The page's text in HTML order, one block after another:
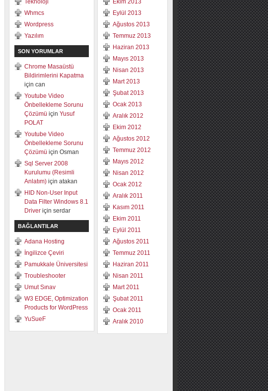
Teknoloji
Whmcs
Wordpress
Yazılım
SON YORUMLAR
Chrome Masaüstü
Bildirimlerini Kapatma
için can
Youtube Video
Önbellekleme Sorunu
Çözümü için Yusuf
POLAT
Youtube Video
Önbellekleme Sorunu
Çözümü için Osman
Sql Server 2008
Kurulumu (Resimli
Anlatım) için atakan
HID Non-User Input
Data Filter Windows 8.1
Driver için serdar
BAĞLANTILAR
Adana Hosting
İngilizce Çeviri
Pamukkale Üniversitesi
Troubleshooter
Umut Sınav
W3 EDGE, Optimization
Products for WordPress
YuSueF
Ekim 2013
Eylül 2013
Ağustos 2013
Temmuz 2013
Haziran 2013
Mayıs 2013
Nisan 2013
Mart 2013
Şubat 2013
Ocak 2013
Aralık 2012
Ekim 2012
Ağustos 2012
Temmuz 2012
Mayıs 2012
Nisan 2012
Ocak 2012
Aralık 2011
Kasım 2011
Ekim 2011
Eylül 2011
Ağustos 2011
Temmuz 2011
Haziran 2011
Nisan 2011
Mart 2011
Şubat 2011
Ocak 2011
Aralık 2010